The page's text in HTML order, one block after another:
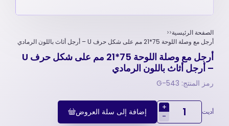
الصفحة الرئيسية
أرجل مع وصلة اللوحة 75*21 مم علی شکل حرف U – أرجل أثاث باللون الرمادي
أرجل مع وصلة اللوحة 75*21 مم علی شکل حرف U
– أرجل أثاث باللون الرمادي
رمز المنتج: 543-G
أديت
+
-
إضافة إلى سلة العروض